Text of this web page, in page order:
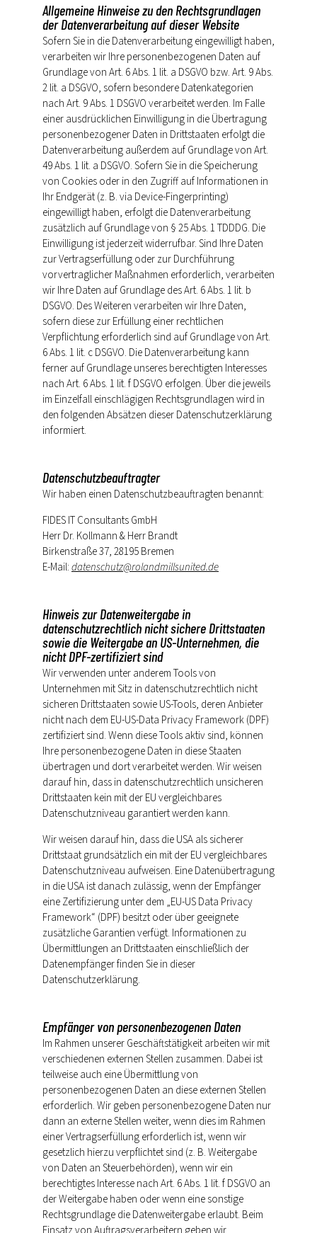
Allgemeine Hinweise zu den Rechtsgrundlagen
der Datenverarbeitung auf dieser Website
Sofern Sie in die Datenverarbeitung eingewilligt haben,
verarbeiten wir Ihre personenbezogenen Daten auf
Grundlage von Art. 6 Abs. 1 lit. a DSGVO bzw. Art. 9 Abs.
2 lit. a DSGVO, sofern besondere Datenkategorien
nach Art. 9 Abs. 1 DSGVO verarbeitet werden. Im Falle
einer ausdrücklichen Einwilligung in die Übertragung
personenbezogener Daten in Drittstaaten erfolgt die
Datenverarbeitung außerdem auf Grundlage von Art.
49 Abs. 1 lit. a DSGVO. Sofern Sie in die Speicherung
von Cookies oder in den Zugriff auf Informationen in
Ihr Endgerät (z. B. via Device-Fingerprinting)
eingewilligt haben, erfolgt die Datenverarbeitung
zusätzlich auf Grundlage von § 25 Abs. 1 TDDDG. Die
Einwilligung ist jederzeit widerrufbar. Sind Ihre Daten
zur Vertragserfüllung oder zur Durchführung
vorvertraglicher Maßnahmen erforderlich, verarbeiten
wir Ihre Daten auf Grundlage des Art. 6 Abs. 1 lit. b
DSGVO. Des Weiteren verarbeiten wir Ihre Daten,
sofern diese zur Erfüllung einer rechtlichen
Verpflichtung erforderlich sind auf Grundlage von Art.
6 Abs. 1 lit. c DSGVO. Die Datenverarbeitung kann
ferner auf Grundlage unseres berechtigten Interesses
nach Art. 6 Abs. 1 lit. f DSGVO erfolgen. Über die jeweils
im Einzelfall einschlägigen Rechtsgrundlagen wird in
den folgenden Absätzen dieser Datenschutzerklärung
informiert.
Datenschutz­beauftragter
Wir haben einen Datenschutzbeauftragten benannt:
FIDES IT Consultants GmbH
Herr Dr. Kollmann & Herr Brandt
Birkenstraße 37, 28195 Bremen
E-Mail:datenschutz@rolandmillsunited.de
Hinweis zur Datenweitergabe in
datenschutzrechtlich nicht sichere Drittstaaten
sowie die Weitergabe an US-Unternehmen, die
nicht DPF-zertifiziert sind
Wir verwenden unter anderem Tools von
Unternehmen mit Sitz in datenschutzrechtlich nicht
sicheren Drittstaaten sowie US-Tools, deren Anbieter
nicht nach dem EU-US-Data Privacy Framework (DPF)
zertifiziert sind. Wenn diese Tools aktiv sind, können
Ihre personenbezogene Daten in diese Staaten
übertragen und dort verarbeitet werden. Wir weisen
darauf hin, dass in datenschutzrechtlich unsicheren
Drittstaaten kein mit der EU vergleichbares
Datenschutzniveau garantiert werden kann.
Wir weisen darauf hin, dass die USA als sicherer
Drittstaat grundsätzlich ein mit der EU vergleichbares
Datenschutzniveau aufweisen. Eine Datenübertragung
in die USA ist danach zulässig, wenn der Empfänger
eine Zertifizierung unter dem „EU-US Data Privacy
Framework“ (DPF) besitzt oder über geeignete
zusätzliche Garantien verfügt. Informationen zu
Übermittlungen an Drittstaaten einschließlich der
Datenempfänger finden Sie in dieser
Datenschutzerklärung.
Empfänger von personenbezogenen Daten
Im Rahmen unserer Geschäftstätigkeit arbeiten wir mit
verschiedenen externen Stellen zusammen. Dabei ist
teilweise auch eine Übermittlung von
personenbezogenen Daten an diese externen Stellen
erforderlich. Wir geben personenbezogene Daten nur
dann an externe Stellen weiter, wenn dies im Rahmen
einer Vertragserfüllung erforderlich ist, wenn wir
gesetzlich hierzu verpflichtet sind (z. B. Weitergabe
von Daten an Steuerbehörden), wenn wir ein
berechtigtes Interesse nach Art. 6 Abs. 1 lit. f DSGVO an
der Weitergabe haben oder wenn eine sonstige
Rechtsgrundlage die Datenweitergabe erlaubt. Beim